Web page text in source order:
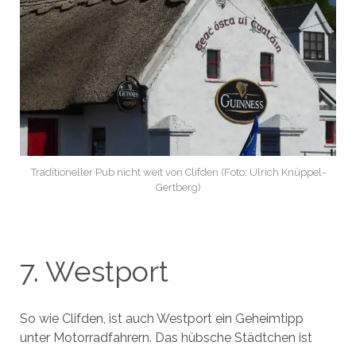
Traditioneller Pub nicht weit von Clifden (Foto: Ulrich Knüppel-
Gertberg)
7. Westport
So wie Clifden, ist auch Westport ein Geheimtipp
unter Motorradfahrern. Das hübsche Städtchen ist